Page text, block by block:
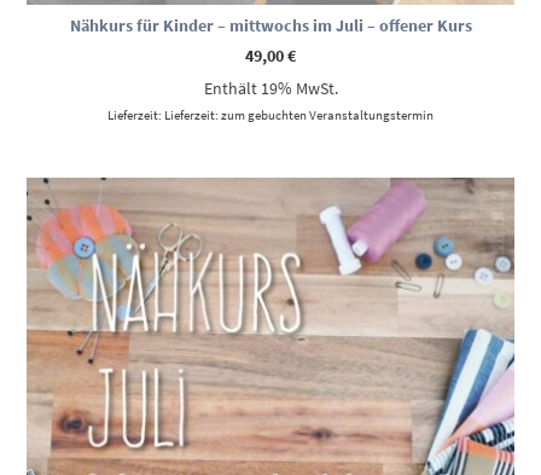
Nähkurs für Kinder – mittwochs im Juli – offener Kurs
49,00€
Enthält 19% MwSt.
Lieferzeit: Lieferzeit: zum gebuchten Veranstaltungstermin